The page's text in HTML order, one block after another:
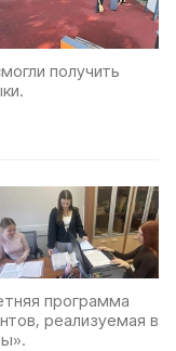
получить
программа
реализуемая в